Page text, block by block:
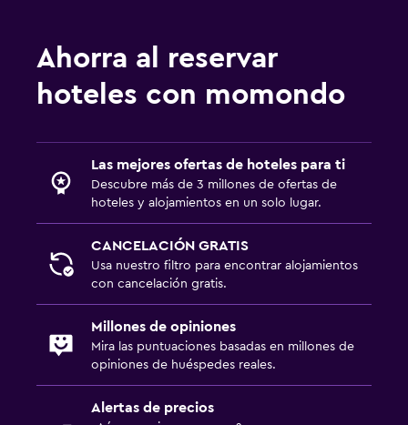
Ahorra al reservar
hoteles con momondo
Las mejores ofertas de hoteles para ti
Descubre más de 3 millones de ofertas de
hoteles y alojamientos en un solo lugar.
CANCELACIÓN GRATIS
Usa nuestro filtro para encontrar alojamientos
con cancelación gratis.
Millones de opiniones
Mira las puntuaciones basadas en millones de
opiniones de huéspedes reales.
Alertas de precios